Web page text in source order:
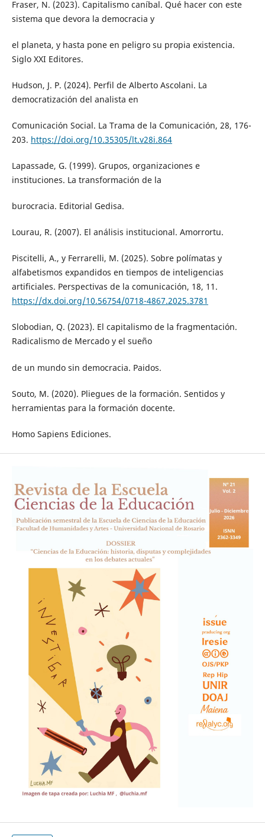
Fraser, N. (2023). Capitalismo caníbal. Qué hacer con este
sistema que devora la democracia y
el planeta, y hasta pone en peligro su propia existencia.
Siglo XXI Editores.
Hudson, J. P. (2024). Perfil de Alberto Ascolani. La
democratización del analista en
Comunicación Social. La Trama de la Comunicación, 28, 176-
203. https://doi.org/10.35305/lt.v28i.864
Lapassade, G. (1999). Grupos, organizaciones e
instituciones. La transformación de la
burocracia. Editorial Gedisa.
Lourau, R. (2007). El análisis institucional. Amorrortu.
Piscitelli, A., y Ferrarelli, M. (2025). Sobre polímatas y
alfabetismos expandidos en tiempos de inteligencias
artificiales. Perspectivas de la comunicación, 18, 11.
https://dx.doi.org/10.56754/0718-4867.2025.3781
Slobodian, Q. (2023). El capitalismo de la fragmentación.
Radicalismo de Mercado y el sueño
de un mundo sin democracia. Paidos.
Souto, M. (2020). Pliegues de la formación. Sentidos y
herramientas para la formación docente.
Homo Sapiens Ediciones.